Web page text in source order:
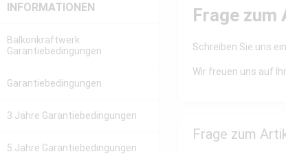
INFORMATIONEN
Balkonkraftwerk
Garantiebedingungen
Garantiebedingungen
3 Jahre Garantiebedingungen
5 Jahre Garantiebedingungen
Frage zum
Schreiben Sie uns
Wir freuen uns auf
Frage zum